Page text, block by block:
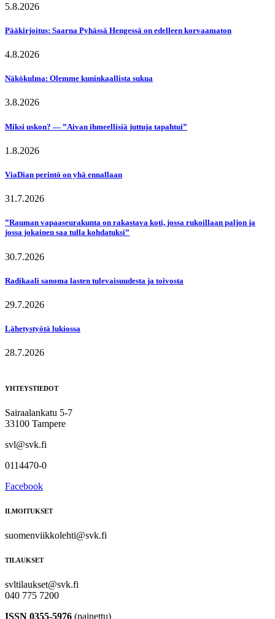
5.8.2026
Pääkirjoitus: Saarna Pyhässä Hengessä on edelleen korvaamaton
4.8.2026
Näkökulma: Olemme kuninkaallista sukua
3.8.2026
Miksi uskon? — ”Aivan ihmeellisiä juttuja tapahtui”
1.8.2026
ViaDian perintö on yhä ennallaan
31.7.2026
”Rauman vapaaseurakunta on rakastava koti, jossa rukoillaan paljon ja
jossa jokainen saa tulla kohdatuksi”
30.7.2026
Radikaali sanoma lasten tulevaisuudesta ja toivosta
29.7.2026
Lähetystyötä lukiossa
28.7.2026
YHTEYSTIEDOT
Sairaalankatu 5-7
33100 Tampere
svl@svk.fi
0114470-0
Facebook
ILMOITUKSET
suomenviikkolehti@svk.fi
TILAUKSET
svltilaukset@svk.fi
040 775 7200
ISSN 0355-5976 (painettu)